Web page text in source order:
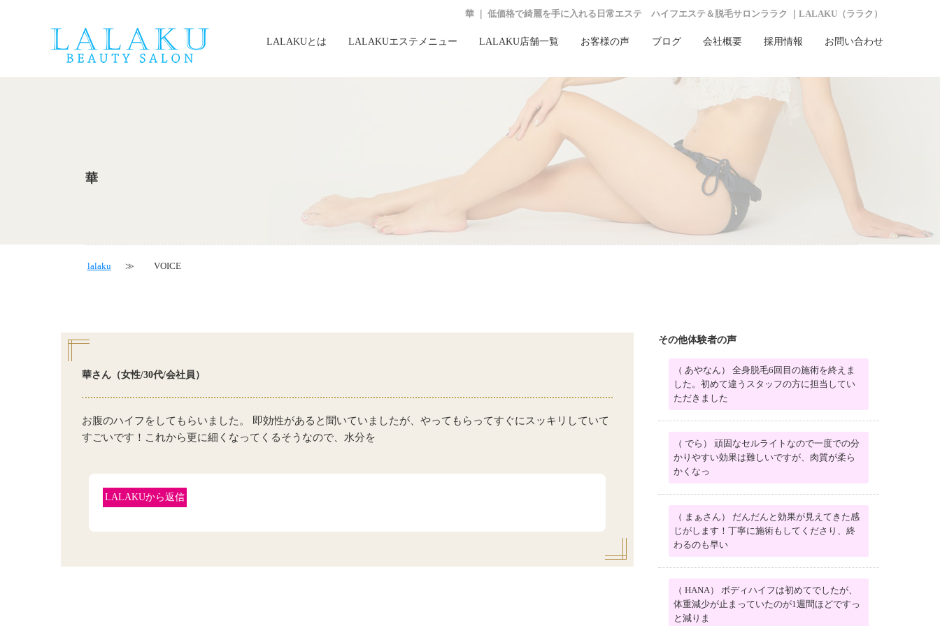
華 ｜ 低価格で綺麗を手に入れる日常エステ ハイフエステ＆脱毛サロンララク ｜LALAKU（ララク）
LALAKUとは LALAKUエステメニュー LALAKU店舗一覧 お客様の声 ブログ 会社概要 採用情報 お問い合わせ
華
lalaku VOICE
華さん（女性/30代/会社員）
お腹のハイフをしてもらいました。 即効性があると聞いていましたが、やってもらってすぐにスッキリしていて
すごいです！これから更に細くなってくるそうなので、水分を
LALAKUから返信
その他体験者の声
（ あやなん） 全身脱毛6回目の施術を終えま
した。初めて違うスタッフの方に担当してい
ただきました
（ でら） 頑固なセルライトなので一度での分
かりやすい効果は難しいですが、肉質が柔ら
かくなっ
（ まぁさん） だんだんと効果が見えてきた感
じがします！丁寧に施術もしてくださり、終
わるのも早い
（ HANA） ボディハイフは初めてでしたが、
体重減少が止まっていたのが1週間ほどですっ
と減りま